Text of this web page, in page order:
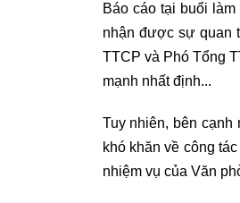
Báo cáo tại buổi
nhận được sự quan
TTCP và Phó Tổng
mạnh nhất định...
Tuy nhiên, bên
khó khăn về công
nhiệm vụ của Văn